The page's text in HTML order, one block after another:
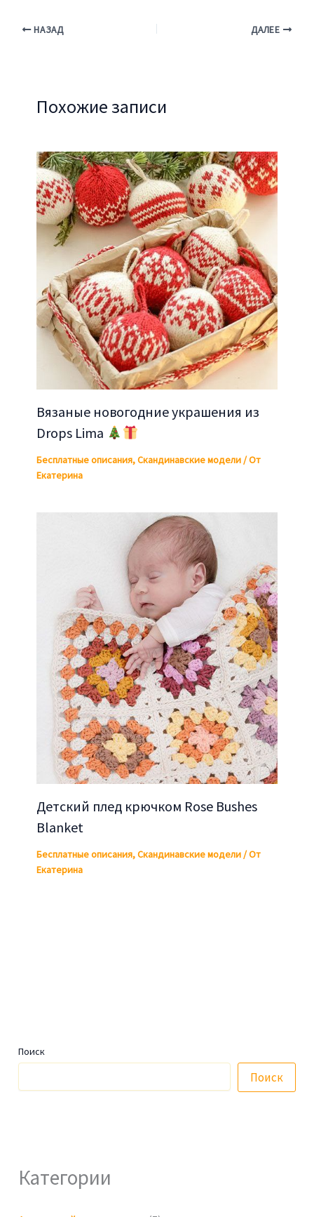
НАЗАД ДАЛЕЕ
Похожие записи
Вязаные новогодние украшения из
Drops Lima
Бесплатные описания,Скандинавские модели/ От
Екатерина
Детский плед крючком Rose Bushes
Blanket
Бесплатные описания,Скандинавские модели/ От
Екатерина
Поиск
Поиск
Категории